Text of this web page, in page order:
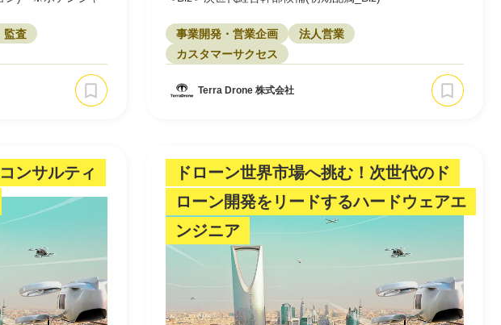
監査
事業開発・営業企画
法人営業
カスタマーサクセス
Terra Drone 株式会社
ンサルティ
ドローン世界市場へ挑む！次世代のド
ローン開発をリードするハードウェアエ
ンジニア